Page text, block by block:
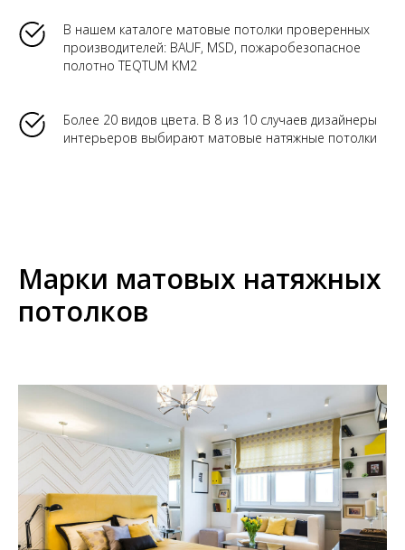
В нашем каталоге матовые потолки проверенных
производителей: BAUF, MSD, пожаробезопасное
полотно TEQTUM KM2
Более 20 видов цвета. В 8 из 10 случаев дизайнеры
интерьеров выбирают матовые натяжные потолки
Марки матовых натяжных
потолков